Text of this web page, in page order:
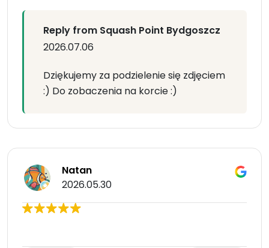
Reply from Squash Point Bydgoszcz
2026.07.06
Dziękujemy za podzielenie się zdjęciem
:) Do zobaczenia na korcie :)
Natan
2026.05.30